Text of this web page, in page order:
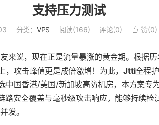
支持压力测试
分类： VPS 阅读(166) 评论(0)  赞(0)
来说，现在正是流量暴涨的黄金期。根据
攻击峰值更是成倍激增！为此， Jtti全程
中国香港/美国/新加坡高防机房，本方案专
路安全覆盖与毫秒级攻击响应，能够持续检
发。